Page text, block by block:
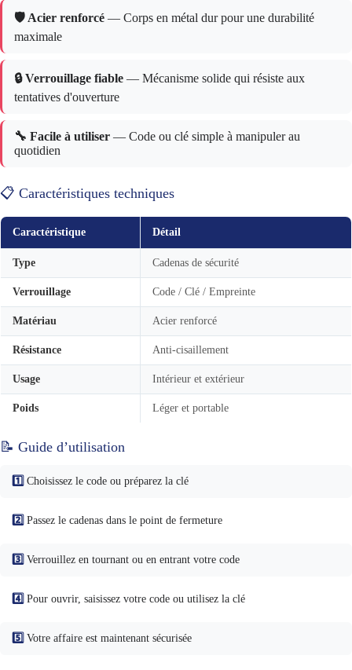
🛡️ Acier renforcé — Corps en métal dur pour une durabilité
maximale
🔒 Verrouillage fiable — Mécanisme solide qui résiste aux
tentatives d'ouverture
🔧 Facile à utiliser — Code ou clé simple à manipuler au
quotidien
📋 Caractéristiques techniques
Caractéristique Détail
Type Cadenas de sécurité
Verrouillage Code / Clé / Empreinte
Matériau Acier renforcé
Résistance Anti-cisaillement
Usage Intérieur et extérieur
Poids Léger et portable
📝 Guide d’utilisation
1️⃣ Choisissez le code ou préparez la clé
2️⃣ Passez le cadenas dans le point de fermeture
3️⃣ Verrouillez en tournant ou en entrant votre code
4️⃣ Pour ouvrir, saisissez votre code ou utilisez la clé
5️⃣ Votre affaire est maintenant sécurisée